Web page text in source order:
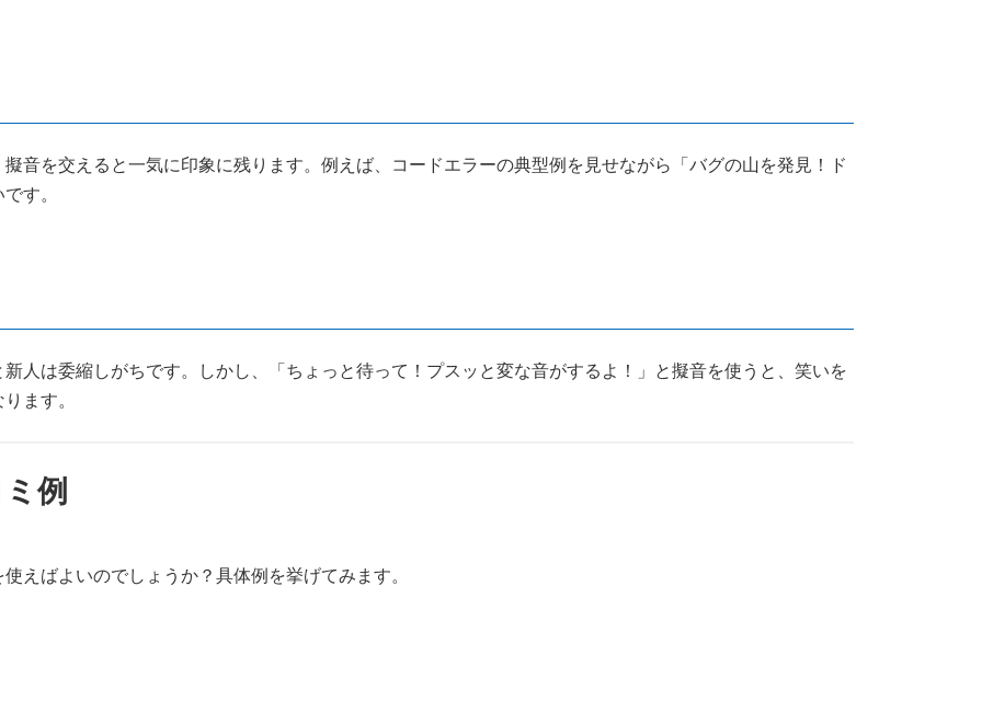
音を交えると一気に印象に残ります。例えば、コードエラーの典型例を見せながら「バグの山を発見！ド
す。
人は委縮しがちです。しかし、「ちょっと待って！プスッと変な音がするよ！」と擬音を使うと、笑いを
ます。
例
えばよいのでしょうか？具体例を挙げてみます。